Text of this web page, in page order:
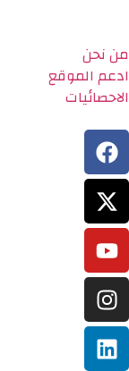
من نحن
ادعم الموقع
الاحصائيات